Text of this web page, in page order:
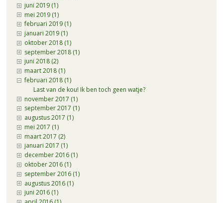
juni 2019 (1)
mei 2019 (1)
februari 2019 (1)
januari 2019 (1)
oktober 2018 (1)
september 2018 (1)
juni 2018 (2)
maart 2018 (1)
februari 2018 (1)
Last van de kou! Ik ben toch geen watje?
november 2017 (1)
september 2017 (1)
augustus 2017 (1)
mei 2017 (1)
maart 2017 (2)
januari 2017 (1)
december 2016 (1)
oktober 2016 (1)
september 2016 (1)
augustus 2016 (1)
juni 2016 (1)